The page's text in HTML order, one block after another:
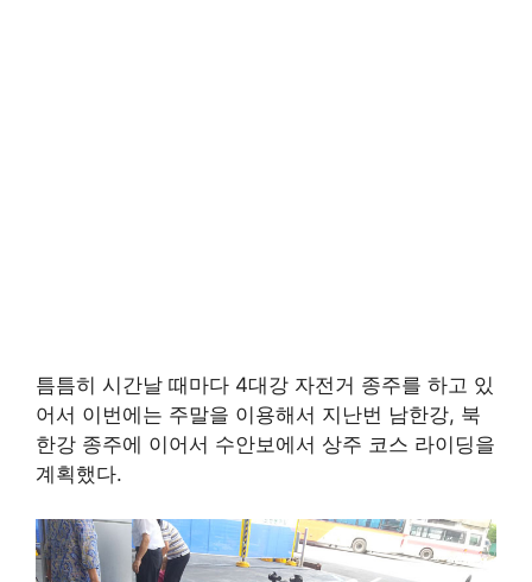
틈틈히 시간날 때마다 4대강 자전거 종주를 하고 있
어서 이번에는 주말을 이용해서 지난번 남한강, 북
한강 종주에 이어서 수안보에서 상주 코스 라이딩을
계획했다.